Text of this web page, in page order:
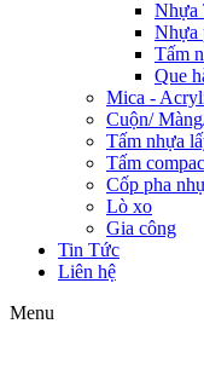
Nhựa
Nhựa
Tấm
Que
Mica -
Cuộn/
Tấm nhựa
Tấm
Cốp pha
Lò xo
Gia công
Tin Tức
Liên hệ
Menu